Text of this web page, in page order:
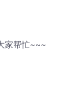
家帮忙~~~